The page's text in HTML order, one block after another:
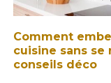
Comment
cuisine sans se
conseils déco